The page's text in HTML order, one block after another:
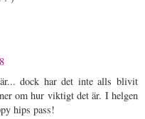
dock har det inte alls blivit
om hur viktigt det är. I helgen
hips pass!